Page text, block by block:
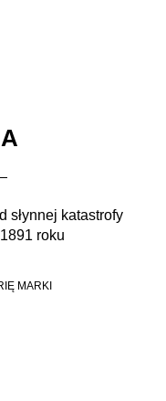
słynnej katastrofy
roku
MARKI